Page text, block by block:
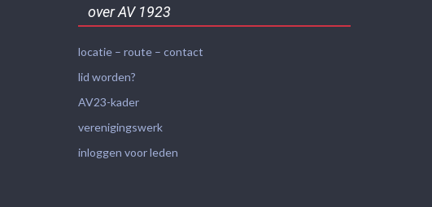
over AV 1923
locatie – route – contact
lid worden?
AV23-kader
verenigingswerk
inloggen voor leden